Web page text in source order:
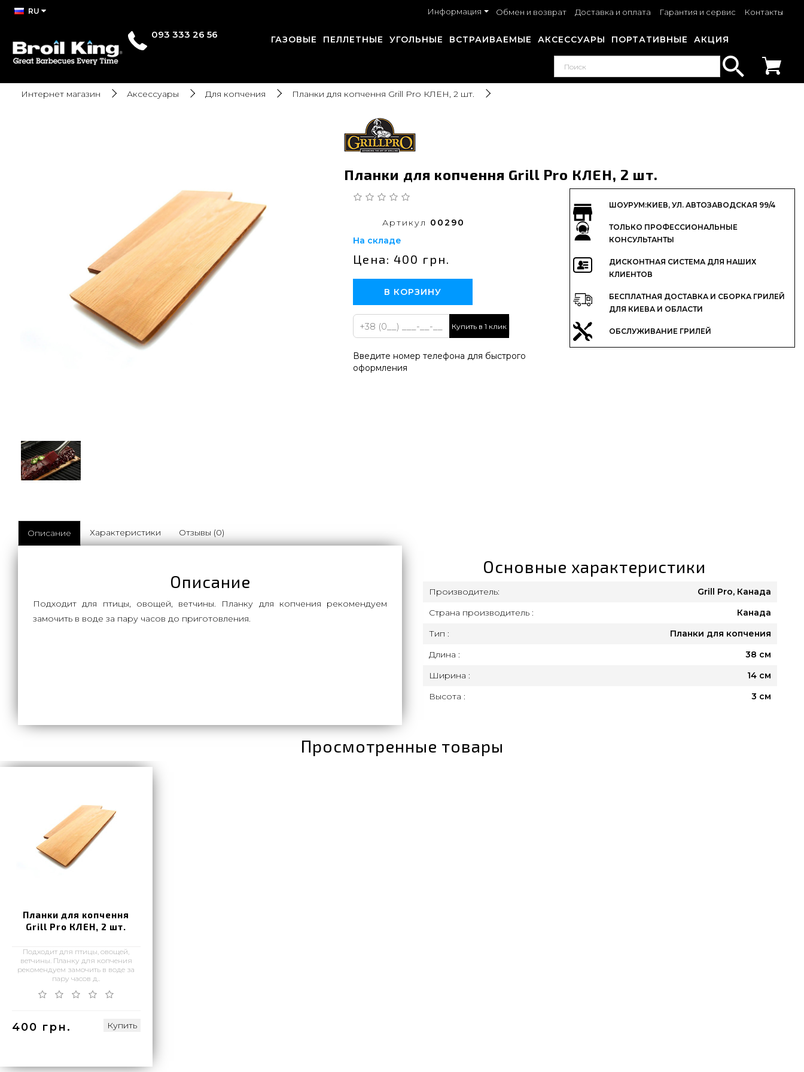
RU Информация Обмен и возврат Доставка и оплата Гарантия и сервис Контакты
093 333 26 56 ГАЗОВЫЕ ПЕЛЛЕТНЫЕ УГОЛЬНЫЕ ВСТРАИВАЕМЫЕ АКСЕССУАРЫ ПОРТАТИВНЫЕ АКЦИЯ
Интернет магазин Аксессуары Для копчения Планки для копчення Grill Pro КЛЕН, 2 шт.
Планки для копчення Grill Pro КЛЕН, 2 шт.
Артикул 00290
На складе
Цена: 400 грн.
В КОРЗИНУ
Купить в 1 клик
Введите номер телефона для быстрого
оформления
ШОУРУМ:КИЕВ, УЛ. АВТОЗАВОДСКАЯ 99/4
ТОЛЬКО ПРОФЕССИОНАЛЬНЫЕ
КОНСУЛЬТАНТЫ
ДИСКОНТНАЯ СИСТЕМА ДЛЯ НАШИХ
КЛИЕНТОВ
БЕСПЛАТНАЯ ДОСТАВКА И СБОРКА ГРИЛЕЙ
ДЛЯ КИЕВА И ОБЛАСТИ
ОБСЛУЖИВАНИЕ ГРИЛЕЙ
Описание Характеристики Отзывы (0)
Описание
Подходит для птицы, овощей, ветчины. Планку для копчения рекомендуем
замочить в воде за пару часов до приготовления.
Основные характеристики
Производитель:
Grill Pro, Канада
Страна производитель :
Канада
Тип :
Планки для копчения
Длина :
38 см
Ширина :
14 см
Высота :
3 см
Просмотренные товары
Планки для копчення
Grill Pro КЛЕН, 2 шт.
Подходит для птицы, овощей,
ветчины. Планку для копчения
рекомендуем замочить в воде за
пару часов д..
400 грн. Купить